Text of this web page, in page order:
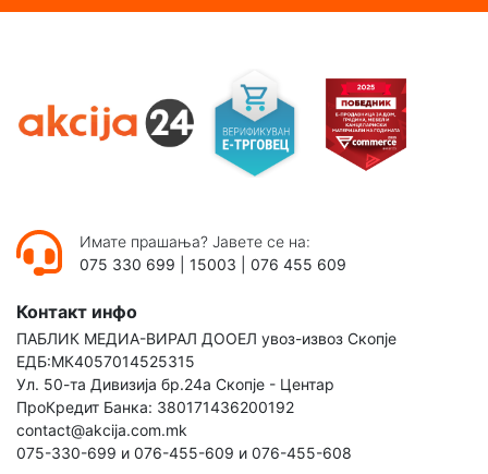
Имате прашања? Јавете се на:
075 330 699
15003 076 455 609
Контакт инфо
ПАБЛИК МЕДИА-ВИРАЛ ДООЕЛ увоз-извоз Скопје
ЕДБ:МК4057014525315
Ул. 50-та Дивизија бр.24а Скопје - Центар
ПроКредит Банка: 380171436200192
contact@akcija.com.mk
075-330-699 и 076-455-609 и 076-455-608